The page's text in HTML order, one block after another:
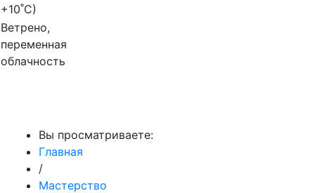
+10˚C)
Ветрено,
переменная
облачность
Вы просматриваете:
Главная
/
Мастерство